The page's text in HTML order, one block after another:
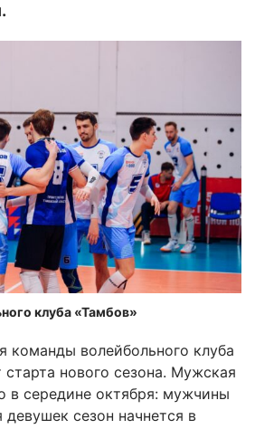
клуба «Тамбов»
команды волейбольного клуба
нового сезона. Мужская
в середине октября: мужчины
сезон начнется в